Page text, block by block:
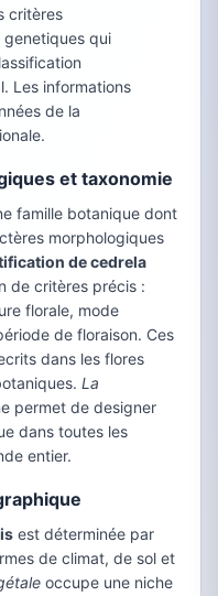
critères
genetiques qui
Les informations
de la
et taxonomie
famille botanique dont
morphologiques
de cedrela
de critères précis :
florale, mode
de floraison. Ces
dans les flores
La
permet de designer
dans toutes les
entier.
est déterminée par
de climat, de sol et
occupe une niche